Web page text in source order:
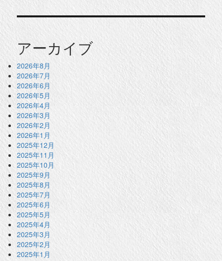
アーカイブ
2026年8月
2026年7月
2026年6月
2026年5月
2026年4月
2026年3月
2026年2月
2026年1月
2025年12月
2025年11月
2025年10月
2025年9月
2025年8月
2025年7月
2025年6月
2025年5月
2025年4月
2025年3月
2025年2月
2025年1月